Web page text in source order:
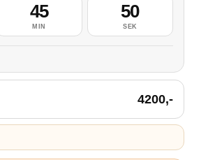
45
MIN
50
SEK
4200,-